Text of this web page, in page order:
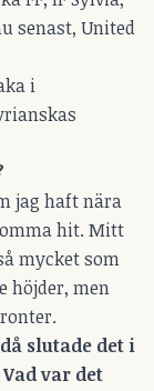
senast, United
i
jag haft nära
hit. Mitt
mycket som
höjder, men
slutade det i
var det